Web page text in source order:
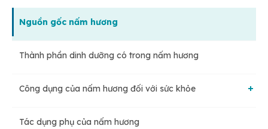
Nguồn gốc nấm hương
Thành phần dinh dưỡng có trong nấm hương
Công dụng của nấm hương đối với sức khỏe
Nấm hương tốt cho tim mạch
Tác dụng phụ của nấm hương